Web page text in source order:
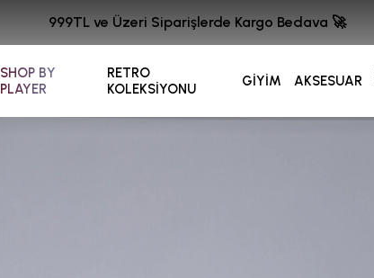
SHOP BY
PLAYER
RETRO
KOLEKSİYONU
GİYİM AKSESUAR
999TL ve Üzeri Siparişlerde Kargo Bedava 🚀